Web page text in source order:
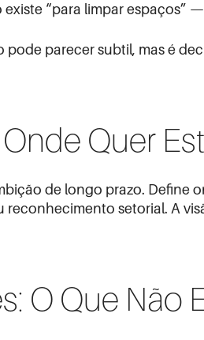
“para limpar espaços”
pode parecer subtil, mas é
Quer
de longo prazo. Define
reconhecimento setorial. A
O Que Não